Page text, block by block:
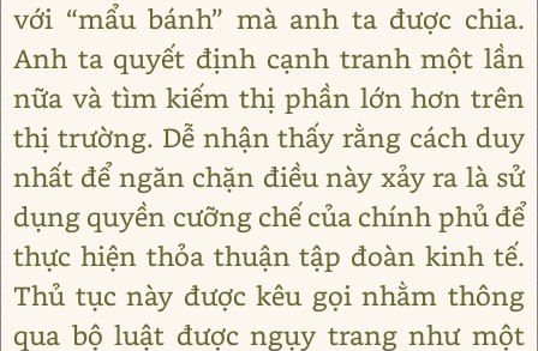
với “mẩu bánh” mà anh ta được chia.
Anh ta quyết định cạnh tranh một lần
nữa và tìm kiếm thị phần lớn hơn trên
thị trường. Dễ nhận thấy rằng cách duy
nhất để ngăn chặn điều này xảy ra là sử
dụng quyền cưỡng chế của chính phủ để
thực hiện thỏa thuận tập đoàn kinh tế.
Thủ tục này được kêu gọi nhằm thông
qua bộ luật được ngụy trang như một